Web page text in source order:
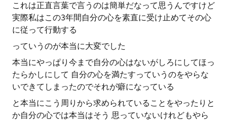
これは正直言葉で言うのは簡単だなって思うんですけど
実際私はこの3年間自分の心を素直に受け止めてその心
に従って行動する
っていうのが本当に大変でした
本当にやっぱり今まで自分の心はないがしろにしてほっ
たらかしにして 自分の心を満たすっていうのをやらな
いできてしまったのでそれが癖になっている
と本当にこう周りから求められていることをやったりと
か自分の心では本当はそう 思っていないけれどもやら